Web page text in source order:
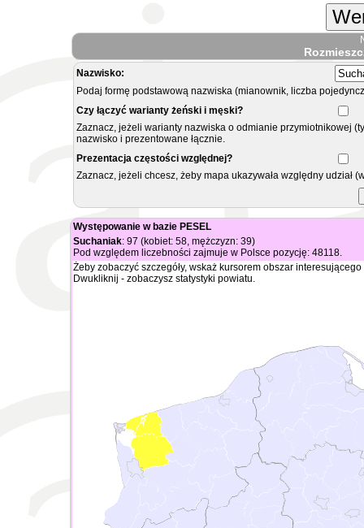
Nazwisko:
Podaj formę podstawową nazwiska (mianownik, liczba
Czy łączyć warianty żeński i męski?
Zaznacz, jeżeli warianty nazwiska o odmianie przymiotnikowej
nazwisko i prezentowane łącznie.
Prezentacja częstości względnej?
Zaznacz, jeżeli chcesz, żeby mapa ukazywała względny
Występowanie w bazie PESEL
Suchaniak: 97 (kobiet: 58, mężczyzn: 39)
Pod względem liczebności zajmuje w Polsce pozycję: 48118.
Żeby zobaczyć szczegóły, wskaż kursorem obszar
Dwukliknij - zobaczysz statystyki powiatu.